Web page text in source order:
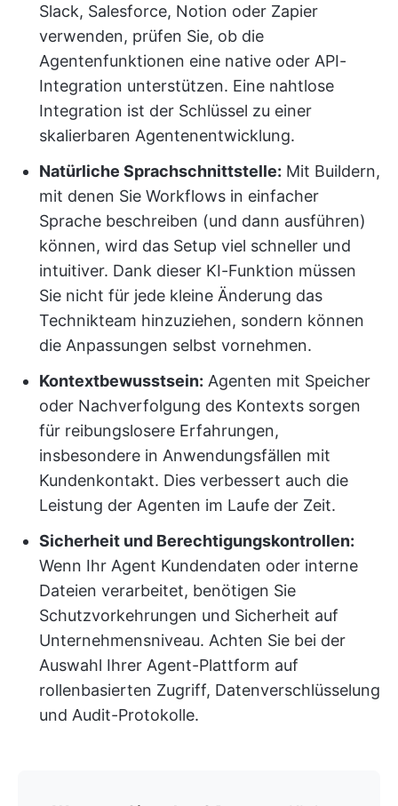
Slack, Salesforce, Notion oder Zapier
verwenden, prüfen Sie, ob die
Agentenfunktionen eine native oder API-
Integration unterstützen. Eine nahtlose
Integration ist der Schlüssel zu einer
skalierbaren Agentenentwicklung.
Natürliche Sprachschnittstelle: Mit Buildern,
mit denen Sie Workflows in einfacher
Sprache beschreiben (und dann ausführen)
können, wird das Setup viel schneller und
intuitiver. Dank dieser KI-Funktion müssen
Sie nicht für jede kleine Änderung das
Technikteam hinzuziehen, sondern können
die Anpassungen selbst vornehmen.
Kontextbewusstsein: Agenten mit Speicher
oder Nachverfolgung des Kontexts sorgen
für reibungslosere Erfahrungen,
insbesondere in Anwendungsfällen mit
Kundenkontakt. Dies verbessert auch die
Leistung der Agenten im Laufe der Zeit.
Sicherheit und Berechtigungskontrollen:
Wenn Ihr Agent Kundendaten oder interne
Dateien verarbeitet, benötigen Sie
Schutzvorkehrungen und Sicherheit auf
Unternehmensniveau. Achten Sie bei der
Auswahl Ihrer Agent-Plattform auf
rollenbasierten Zugriff, Datenverschlüsselung
und Audit-Protokolle.